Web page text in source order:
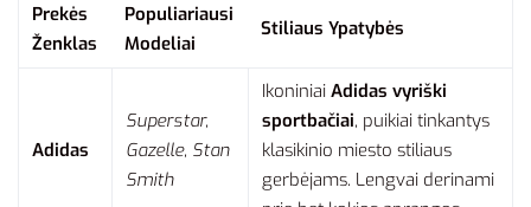
Prekės
Ženklas
Populiariausi
Modeliai
Stiliaus Ypatybės
Adidas
Superstar,
Gazelle, Stan
Smith
IkoniniaiAdidas vyriški
sportbačiai, puikiai tinkantys
klasikinio miesto stiliaus
gerbėjams. Lengvai derinami